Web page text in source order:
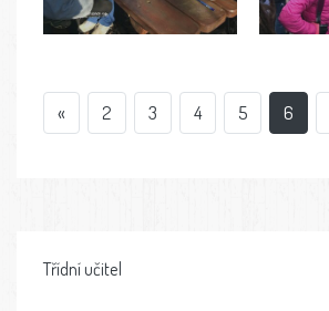
« 2 3 4 5 6
Třídní učitel